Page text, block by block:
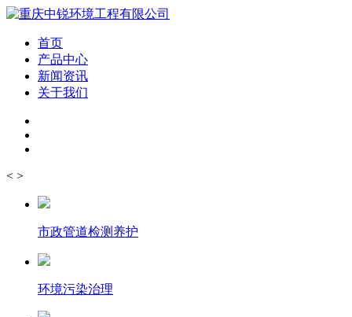
首页
产品中心
新闻资讯
关于我们
< >
市政管道检测养护
环境污染治理